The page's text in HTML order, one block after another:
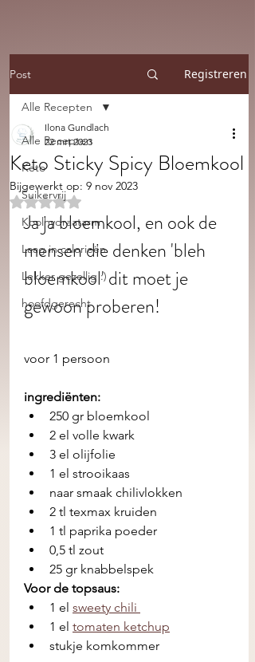
Post Registreren
Alle Recepten
Keto
Suikervrij
Koolhydraatarm
Laag in calorieën
Lekker gezellig :)
hoofdgerecht
Alle Recepten
Keto Sticky Spicy Bloemkool
Ilona Gundlach
22 mrt 2023
Bijgewerkt op: 9 nov 2023
Beoordeeld met NaN uit 5 sterren.
Ja ja bloemkool, en ook de
mensen die denken 'bleh
bloemkool' dit moet je
gewoon proberen!
voor 1 persoon
ingrediënten:
250 gr bloemkool
2 el volle kwark
3 el olijfolie
1 el strooikaas
naar smaak chilivlokken
2 tl texmax kruiden
1 tl paprika poeder
0,5 tl zout
25 gr knabbelspek
Voor de topsaus:
1 el sweety chili
1 el tomaten ketchup
stukje komkommer